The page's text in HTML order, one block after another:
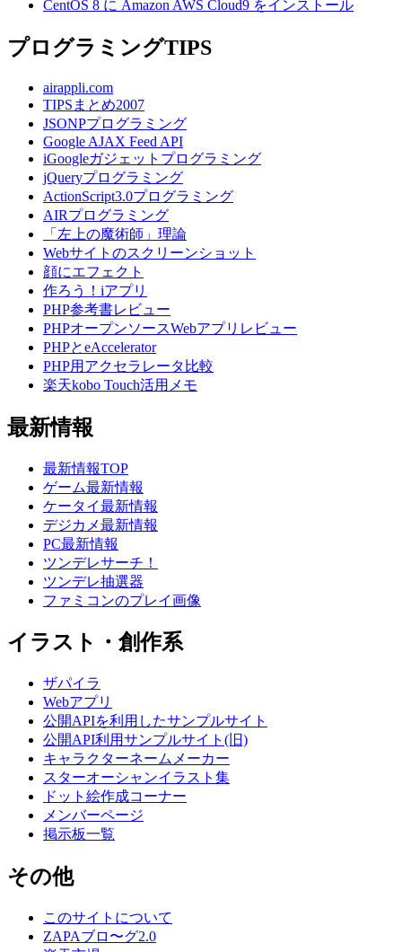
CentOS 8 に Amazon AWS Cloud9 をインストール
プログラミングTIPS
airappli.com
TIPSまとめ2007
JSONPプログラミング
Google AJAX Feed API
iGoogleガジェットプログラミング
jQueryプログラミング
ActionScript3.0プログラミング
AIRプログラミング
「左上の魔術師」理論
Webサイトのスクリーンショット
顔にエフェクト
作ろう！iアプリ
PHP参考書レビュー
PHPオープンソースWebアプリレビュー
PHPとeAccelerator
PHP用アクセラレータ比較
楽天kobo Touch活用メモ
最新情報
最新情報TOP
ゲーム最新情報
ケータイ最新情報
デジカメ最新情報
PC最新情報
ツンデレサーチ！
ツンデレ抽選器
ファミコンのプレイ画像
イラスト・創作系
ザパイラ
Webアプリ
公開APIを利用したサンプルサイト
公開API利用サンプルサイト(旧)
キャラクターネームメーカー
スターオーシャンイラスト集
ドット絵作成コーナー
メンバーページ
掲示板一覧
その他
このサイトについて
ZAPAブロ〜グ2.0